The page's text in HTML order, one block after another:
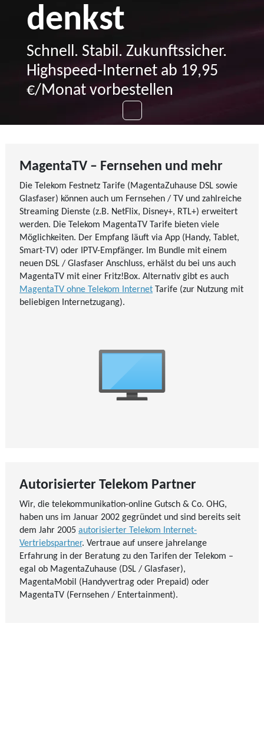
denkst
Schnell. Stabil. Zukunftssicher.
Highspeed-Internet ab 19,95
€/Monat vorbestellen
MagentaTV – Fernsehen und mehr
Die Telekom Festnetz Tarife (MagentaZuhause DSL sowie
Glasfaser) können auch um Fernsehen / TV und zahlreiche
Streaming Dienste (z.B. NetFlix, Disney+, RTL+) erweitert
werden. Die Telekom MagentaTV Tarife bieten viele
Möglichkeiten. Der Empfang läuft via App (Handy, Tablet,
Smart-TV) oder IPTV-Empfänger. Im Bundle mit einem
neuen DSL / Glasfaser Anschluss, erhälst du bei uns auch
MagentaTV mit einer Fritz!Box. Alternativ gibt es auch
MagentaTV ohne Telekom Internet Tarife (zur Nutzung mit
beliebigen Internetzugang).
Autorisierter Telekom Partner
Wir, die telekommunikation-online Gutsch & Co. OHG,
haben uns im Januar 2002 gegründet und sind bereits seit
dem Jahr 2005 autorisierter Telekom Internet-
Vertriebspartner. Vertraue auf unsere jahrelange
Erfahrung in der Beratung zu den Tarifen der Telekom –
egal ob MagentaZuhause (DSL / Glasfaser),
MagentaMobil (Handyvertrag oder Prepaid) oder
MagentaTV (Fernsehen / Entertainment).